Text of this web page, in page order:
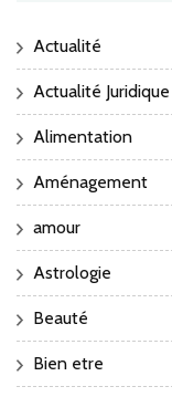
Actualité
Actualité Juridique
Alimentation
Aménagement
amour
Astrologie
Beauté
Bien etre